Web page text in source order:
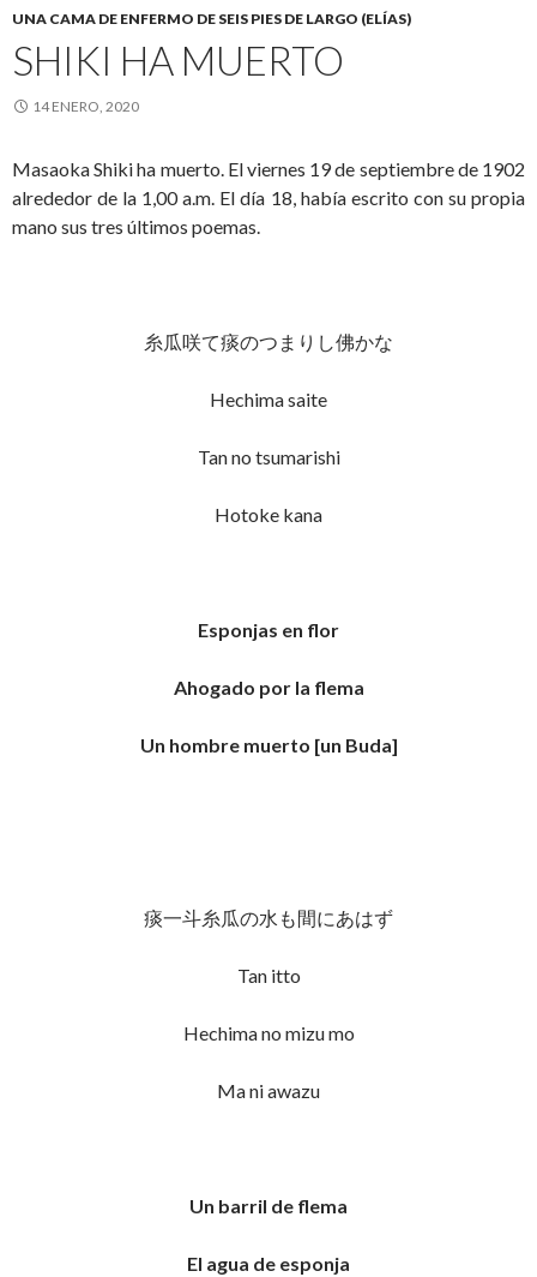
UNA CAMA DE ENFERMO DE SEIS PIES DE LARGO (ELÍAS)
SHIKI HA MUERTO
14 ENERO, 2020
Masaoka Shiki ha muerto. El viernes 19 de septiembre de 1902
alrededor de la 1,00 a.m. El día 18, había escrito con su propia
mano sus tres últimos poemas.
糸瓜咲て痰のつまりし佛かな
Hechima saite
Tan no tsumarishi
Hotoke kana
Esponjas en flor
Ahogado por la flema
Un hombre muerto [un Buda]
痰一斗糸瓜の水も間にあはず
Tan itto
Hechima no mizu mo
Ma ni awazu
Un barril de flema
El agua de esponja